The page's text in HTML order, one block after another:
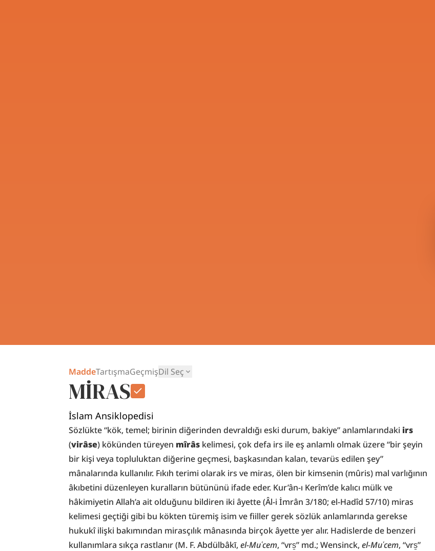
MaddeTartışmaGeçmişDil Seç
MİRAS
İslam Ansiklopedisi
Sözlükte “kök, temel; birinin diğerinden devraldığı eski durum, bakiye” anlamlarındaki irs
(virâse) kökünden türeyen mîrâs kelimesi, çok defa irs ile eş anlamlı olmak üzere “bir şeyin
bir kişi veya topluluktan diğerine geçmesi, başkasından kalan, tevarüs edilen şey”
mânalarında kullanılır. Fıkıh terimi olarak irs ve miras, ölen bir kimsenin (mûris) mal varlığının
âkıbetini düzenleyen kuralların bütününü ifade eder. Kur’ân-ı Kerîm’de kalıcı mülk ve
hâkimiyetin Allah’a ait olduğunu bildiren iki âyette (Âl-i İmrân 3/180; el-Hadîd 57/10) miras
kelimesi geçtiği gibi bu kökten türemiş isim ve fiiller gerek sözlük anlamlarında gerekse
hukukî ilişki bakımından mirasçılık mânasında birçok âyette yer alır. Hadislerde de benzeri
kullanımlara sıkça rastlanır (M. F. Abdülbâkī, el-Muʿcem, “vrs̱” md.; Wensinck, el-Muʿcem, “vrs̱”